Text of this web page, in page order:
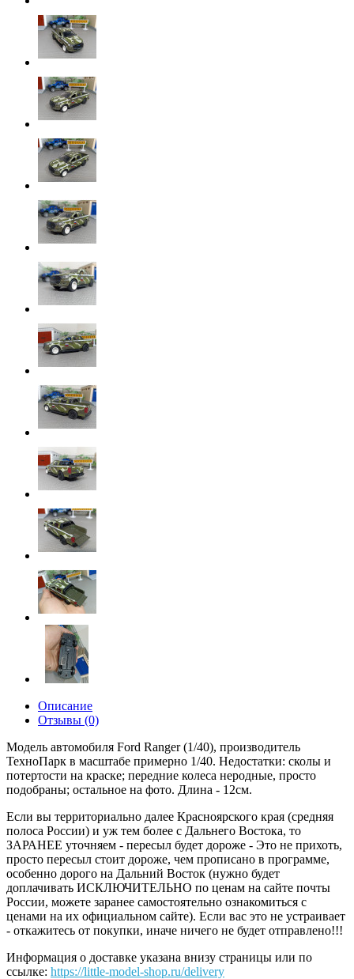
Описание
Отзывы (0)
Модель автомобиля Ford Ranger (1/40), производитель
ТехноПарк в масштабе примерно 1/40. Недостатки: сколы и
потертости на краске; передние колеса неродные, просто
подобраны; остальное на фото. Длина - 12см.
Если вы территориально далее Красноярского края (средняя
полоса России) и уж тем более с Дальнего Востока, то
ЗАРАНЕЕ уточняем - пересыл будет дороже - Это не прихоть,
просто пересыл стоит дороже, чем прописано в программе,
особенно дорого на Дальний Восток (нужно будет
доплачивать ИСКЛЮЧИТЕЛЬНО по ценам на сайте почты
России, можете заранее самостоятельно ознакомиться с
ценами на их официальном сайте). Если вас это не устраивает
- откажитесь от покупки, иначе ничего не будет отправлено!!!
Информация о доставке указана внизу страницы или по
ссылке: https://little-model-shop.ru/delivery